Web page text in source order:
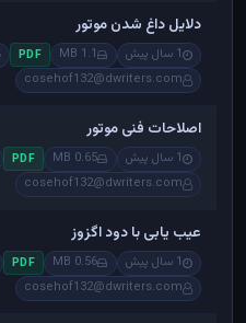
دلایل داغ شدن موتور
1 سال پیش 1.1 MB
PDF
cosehof132@dwriters.com
اصلاحات فنی موتور
1 سال پیش 0.65 MB
PDF
cosehof132@dwriters.com
عیب یابی با دود اگزوز
1 سال پیش 0.56 MB
PDF
cosehof132@dwriters.com